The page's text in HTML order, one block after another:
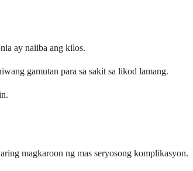
ay naiiba ang kilos.
gamutan para sa sakit sa likod lamang.
magkaroon ng mas seryosong komplikasyon.